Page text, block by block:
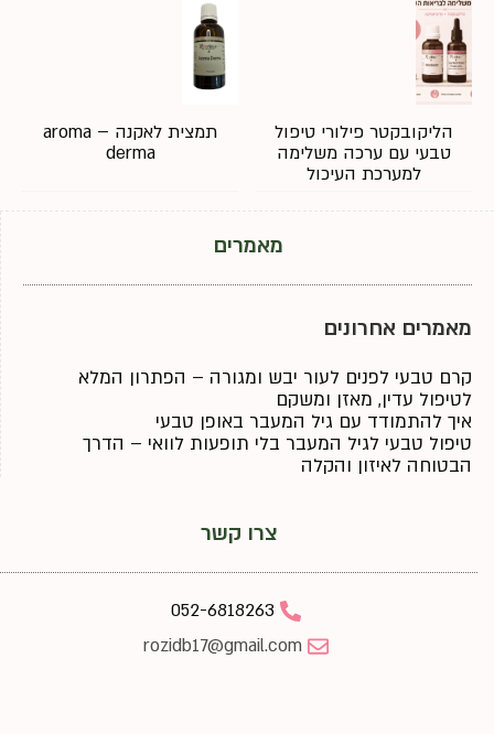
הליקובקטר פילורי טיפול
טבעי עם ערכה משלימה
למערכת העיכול
תמצית לאקנה – aroma
derma
מאמרים
מאמרים אחרונים
קרם טבעי לפנים לעור יבש ומגורה – הפתרון המלא
לטיפול עדין, מאזן ומשקם
איך להתמודד עם גיל המעבר באופן טבעי
טיפול טבעי לגיל המעבר בלי תופעות לוואי – הדרך
הבטוחה לאיזון והקלה
צרו קשר
052-6818263
rozidb17@gmail.com